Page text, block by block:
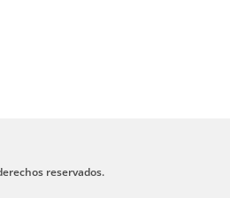
reservados.